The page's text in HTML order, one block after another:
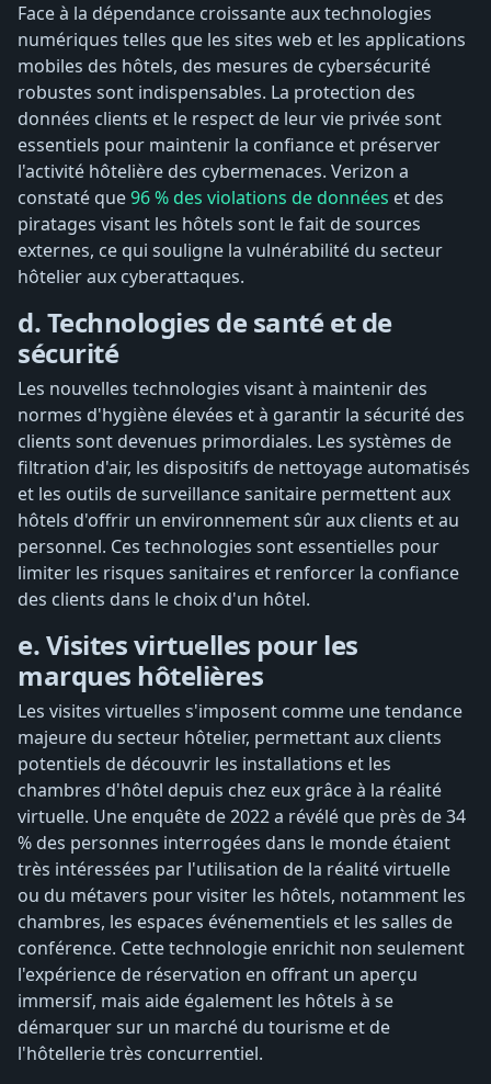
Face à la dépendance croissante aux technologies
numériques telles que les sites web et les applications
mobiles des hôtels, des mesures de cybersécurité
robustes sont indispensables. La protection des
données clients et le respect de leur vie privée sont
essentiels pour maintenir la confiance et préserver
l'activité hôtelière des cybermenaces. Verizon a
constaté que96 % des violations de données et des
piratages visant les hôtels sont le fait de sources
externes, ce qui souligne la vulnérabilité du secteur
hôtelier aux cyberattaques.
d. Technologies de santé et de
sécurité
Les nouvelles technologies visant à maintenir des
normes d'hygiène élevées et à garantir la sécurité des
clients sont devenues primordiales. Les systèmes de
filtration d'air, les dispositifs de nettoyage automatisés
et les outils de surveillance sanitaire permettent aux
hôtels d'offrir un environnement sûr aux clients et au
personnel. Ces technologies sont essentielles pour
limiter les risques sanitaires et renforcer la confiance
des clients dans le choix d'un hôtel.
e. Visites virtuelles pour les
marques hôtelières
Les visites virtuelles s'imposent comme une tendance
majeure du secteur hôtelier, permettant aux clients
potentiels de découvrir les installations et les
chambres d'hôtel depuis chez eux grâce à la réalité
virtuelle. Une enquête de 2022 a révélé que près de 34
% des personnes interrogées dans le monde étaient
très intéressées par l'utilisation de la réalité virtuelle
ou du métavers pour visiter les hôtels, notamment les
chambres, les espaces événementiels et les salles de
conférence. Cette technologie enrichit non seulement
l'expérience de réservation en offrant un aperçu
immersif, mais aide également les hôtels à se
démarquer sur un marché du tourisme et de
l'hôtellerie très concurrentiel.